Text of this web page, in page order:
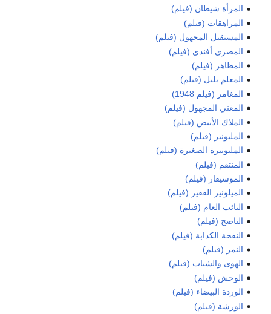
المرأة شيطان (فيلم)
المراهقات (فيلم)
المستقبل المجهول (فيلم)
المصري أفندي (فيلم)
المظاهر (فيلم)
المعلم بلبل (فيلم)
المغامر (فيلم 1948)
المغني المجهول (فيلم)
الملاك الأبيض (فيلم)
المليونير (فيلم)
المليونيرة الصغيرة (فيلم)
المنتقم (فيلم)
الموسيقار (فيلم)
الميلونير الفقير (فيلم)
النائب العام (فيلم)
الناصح (فيلم)
النفخة الكدابة (فيلم)
النمر (فيلم)
الهوى والشباب (فيلم)
الوحش (فيلم)
الوردة البيضاء (فيلم)
الورشة (فيلم)